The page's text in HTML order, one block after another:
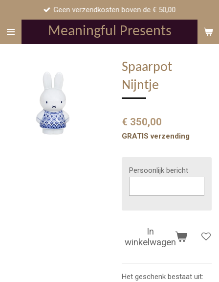
naar
Meaningful Presents
Geen verzendkosten boven de € 50,00.
Spaarpot
Nijntje
€ 350,00
GRATIS verzending
Persoonlijk bericht
In
winkelwagen
Het geschenk bestaat uit: